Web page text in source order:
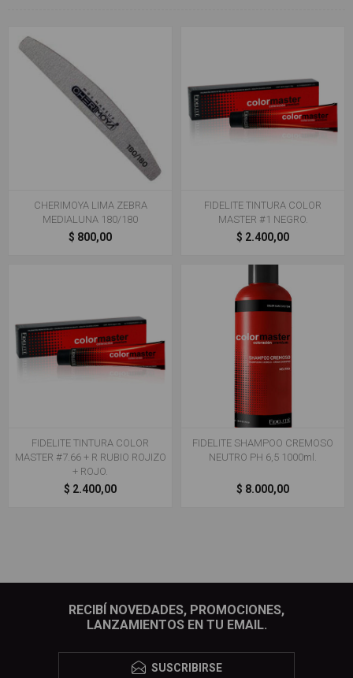
CHERIMOYA LIMA ZEBRA
MEDIALUNA 180/180
$ 800,00
FIDELITE TINTURA COLOR
MASTER #1 NEGRO.
$ 2.400,00
FIDELITE TINTURA COLOR
MASTER #7.66 + R RUBIO ROJIZO
+ ROJO.
$ 2.400,00
FIDELITE SHAMPOO CREMOSO
NEUTRO PH 6,5 1000ml.
$ 8.000,00
RECIBÍ NOVEDADES, PROMOCIONES,
LANZAMIENTOS EN TU EMAIL.
SUSCRIBIRSE